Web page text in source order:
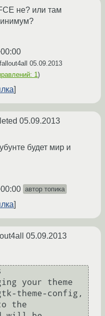
не? или там
05.09.2013
1)
05.09.2013
будет мир и
автор топика
05.09.2013
your theme
theme-config,
the